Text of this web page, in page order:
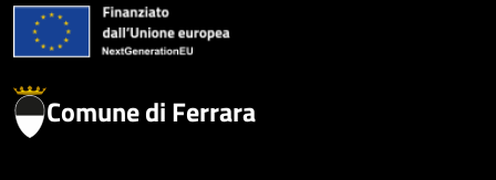
Comune di Ferrara